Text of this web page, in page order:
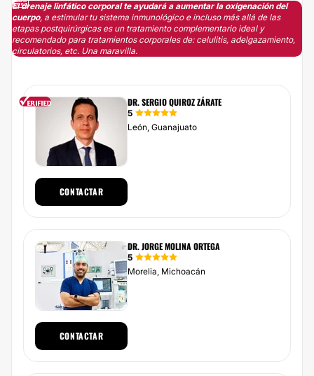
El drenaje linfático corporal te ayudará a aumentar la oxigenación del
cuerpo, a estimular tu sistema inmunológico e incluso más allá de las
etapas postquirúrgicas es un tratamiento complementario ideal y
recomendado para tratamientos corporales de: celulitis, adelgazamiento,
circulatorios, etc. Una maravilla.
DR. SERGIO QUIROZ ZÁRATE
5
León, Guanajuato
CONTACTAR
DR. JORGE MOLINA ORTEGA
5
Morelia, Michoacán
CONTACTAR